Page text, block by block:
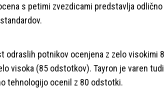
s petimi zvezdicami predstavlja
odraslih potnikov ocenjena z zelo visokimi
visoka (85 odstotkov). Tayron je varen
tehnologijo ocenil z 80 odstotki.